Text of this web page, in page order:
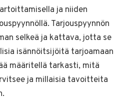
ja niiden
Tarjouspyynnön
selkeä ja kattava, jotta se
isännöitsijöitä tarjoamaan
määritellä tarkasti, mitä
ja millaisia tavoitteita